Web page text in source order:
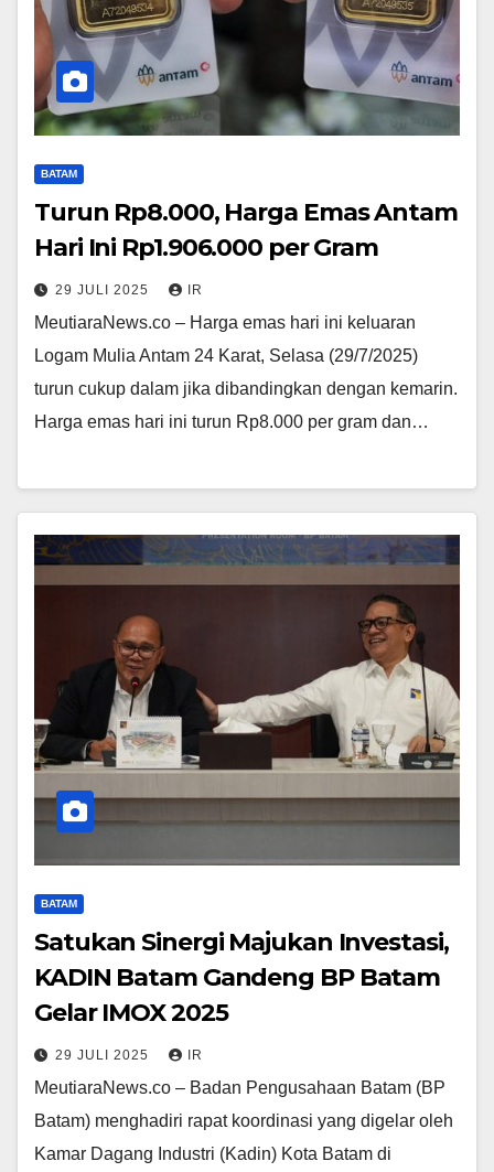
BATAM
Turun Rp8.000, Harga Emas Antam
Hari Ini Rp1.906.000 per Gram
29 JULI 2025 IR
MeutiaraNews.co – Harga emas hari ini keluaran
Logam Mulia Antam 24 Karat, Selasa (29/7/2025)
turun cukup dalam jika dibandingkan dengan kemarin.
Harga emas hari ini turun Rp8.000 per gram dan…
BATAM
Satukan Sinergi Majukan Investasi,
KADIN Batam Gandeng BP Batam
Gelar IMOX 2025
29 JULI 2025 IR
MeutiaraNews.co – Badan Pengusahaan Batam (BP
Batam) menghadiri rapat koordinasi yang digelar oleh
Kamar Dagang Industri (Kadin) Kota Batam di